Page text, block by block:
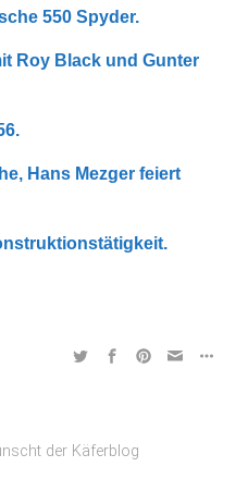
550 Spyder.
Roy Black und Gunter
Hans Mezger feiert
der Käferblog